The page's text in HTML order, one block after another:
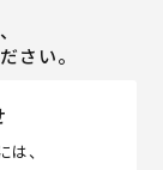
さい。
、